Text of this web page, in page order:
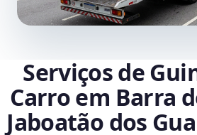
Serviços de
Carro em Barra
Jaboatão dos